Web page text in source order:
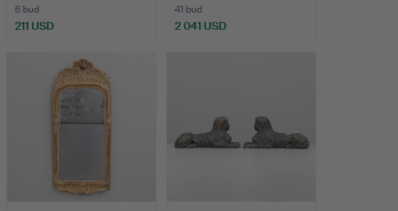
6 bud
211 USD
41 bud
2 041 USD